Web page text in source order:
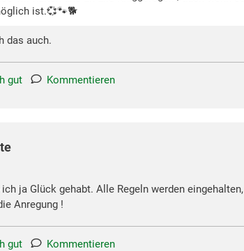
ist.💞🐾🐕
das auch.
gut Kommentieren
ich ja Glück gehabt. Alle Regeln werden
Anregung !
gut Kommentieren